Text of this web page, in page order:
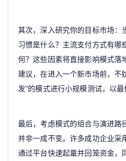
其次，深入研究你的目标市场：
习惯是什么？主流支付方式有哪
何？这些因素将直接影响模式落
建议，在进入一个新市场前，不
发”的模式进行小规模测试，以最
最后，考虑模式的组合与演进路
并非一成不变。许多成功企业采
通过平台快速起量并回笼资金，